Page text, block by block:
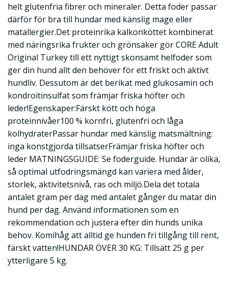
helt glutenfria fibrer och mineraler. Detta foder passar
därför för bra till hundar med känslig mage eller
matallergier.Det proteinrika kalkonköttet kombinerat
med näringsrika frukter och grönsaker gör CORE Adult
Original Turkey till ett nyttigt skonsamt helfoder som
ger din hund allt den behöver för ett friskt och aktivt
hundliv. Dessutom är det berikat med glukosamin och
kondroitinsulfat som främjar friska höfter och
leder!Egenskaper:Färskt kött och höga
proteinnivåer100 % kornfri, glutenfri och låga
kolhydraterPassar hundar med känslig matsmältning:
inga konstgjorda tillsatserFrämjar friska höfter och
leder MATNINGSGUIDE: Se foderguide. Hundar är olika,
så optimal utfodringsmängd kan variera med ålder,
storlek, aktivitetsnivå, ras och miljö.Dela det totala
antalet gram per dag med antalet gånger du matar din
hund per dag. Använd informationen som en
rekommendation och justera efter din hunds unika
behov. Komihåg att alltid ge hunden fri tillgång till rent,
färskt vatten!HUNDAR ÖVER 30 KG: Tillsätt 25 g per
ytterligare 5 kg.